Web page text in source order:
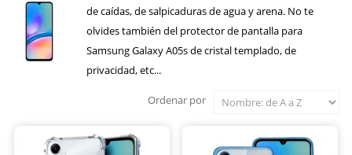
de caídas, de salpicaduras de agua y arena. No te
olvides también del protector de pantalla para
Samsung Galaxy A05s de cristal templado, de
privacidad, etc...
Ordenar por